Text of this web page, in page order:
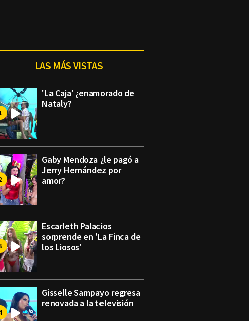
LAS MÁS VISTAS
'La Caja' ¿enamorado de
Nataly?
Gaby Mendoza ¿le pagó a
Jerry Hernández por
amor?
Escarleth Palacios
sorprende en 'La Finca de
los Liosos'
Gisselle Sampayo regresa
renovada a la televisión